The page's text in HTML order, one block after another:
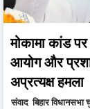
मोकामा कांड
आयोग और
अप्रत्यक्ष हमला
संवाद बिहार